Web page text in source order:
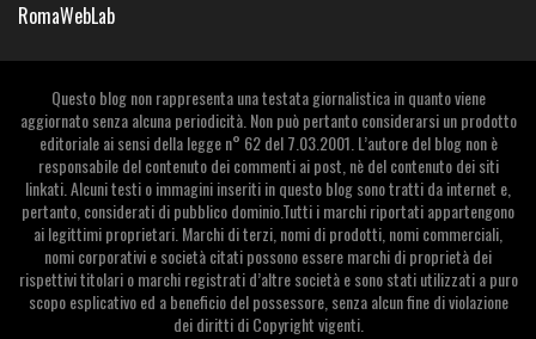
RomaWebLab
Questo blog non rappresenta una testata giornalistica in quanto viene
aggiornato senza alcuna periodicità. Non può pertanto considerarsi un prodotto
editoriale ai sensi della legge n° 62 del 7.03.2001. L’autore del blog non è
responsabile del contenuto dei commenti ai post, nè del contenuto dei siti
linkati. Alcuni testi o immagini inseriti in questo blog sono tratti da internet e,
pertanto, considerati di pubblico dominio.Tutti i marchi riportati appartengono
ai legittimi proprietari. Marchi di terzi, nomi di prodotti, nomi commerciali,
nomi corporativi e società citati possono essere marchi di proprietà dei
rispettivi titolari o marchi registrati d’altre società e sono stati utilizzati a puro
scopo esplicativo ed a beneficio del possessore, senza alcun fine di violazione
dei diritti di Copyright vigenti.